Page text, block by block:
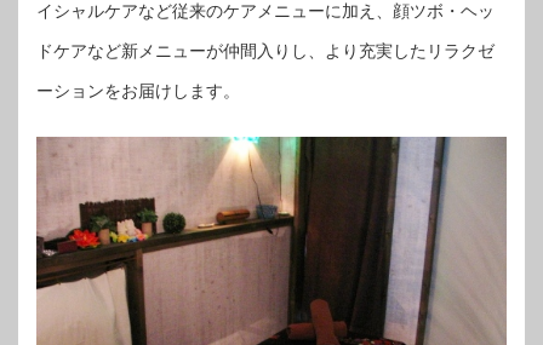
イシャルケアなど従来のケアメニューに加え、顔ツボ・ヘッ
ドケアなど新メニューが仲間入りし、より充実したリラクゼ
ーションをお届けします。